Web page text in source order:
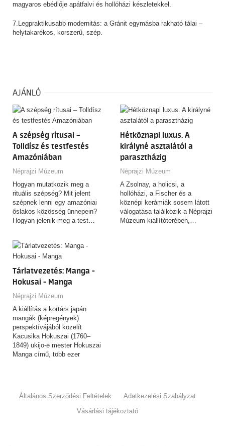
magyaros ebédlője apátfalvi és hollóházi készletekkel.
7.Legpraktikusabb modernitás: a Gránit egymásba rakható tálai –
helytakarékos, korszerű, szép.
AJÁNLÓ
A szépség rítusai –
Tolldísz és testfestés
Amazóniában
Néprajzi Múzeum
Hogyan mutatkozik meg a
rituális szépség? Mit jelent
szépnek lenni egy amazóniai
őslakos közösség ünnepein?
Hogyan jelenik meg a test…
Hétköznapi luxus. A
királyné asztalától a
parasztházig
Néprajzi Múzeum
A Zsolnay, a holicsi, a
hollóházi, a Fischer és a
köznépi kerámiák sosem látott
válogatása találkozik a Néprajzi
Múzeum kiállítóterében,…
Tárlatvezetés: Manga -
Hokusai - Manga
Néprajzi Múzeum
A kiállítás a kortárs japán
mangák (képregények)
perspektívájából közelít
Kacusika Hokuszai (1760–
1849) ukijo-e mester Hokuszai
Manga című, több ezer
Általános Szerződési Feltételek
Adatkezelési Szabályzat
Vásárlási tájékoztató